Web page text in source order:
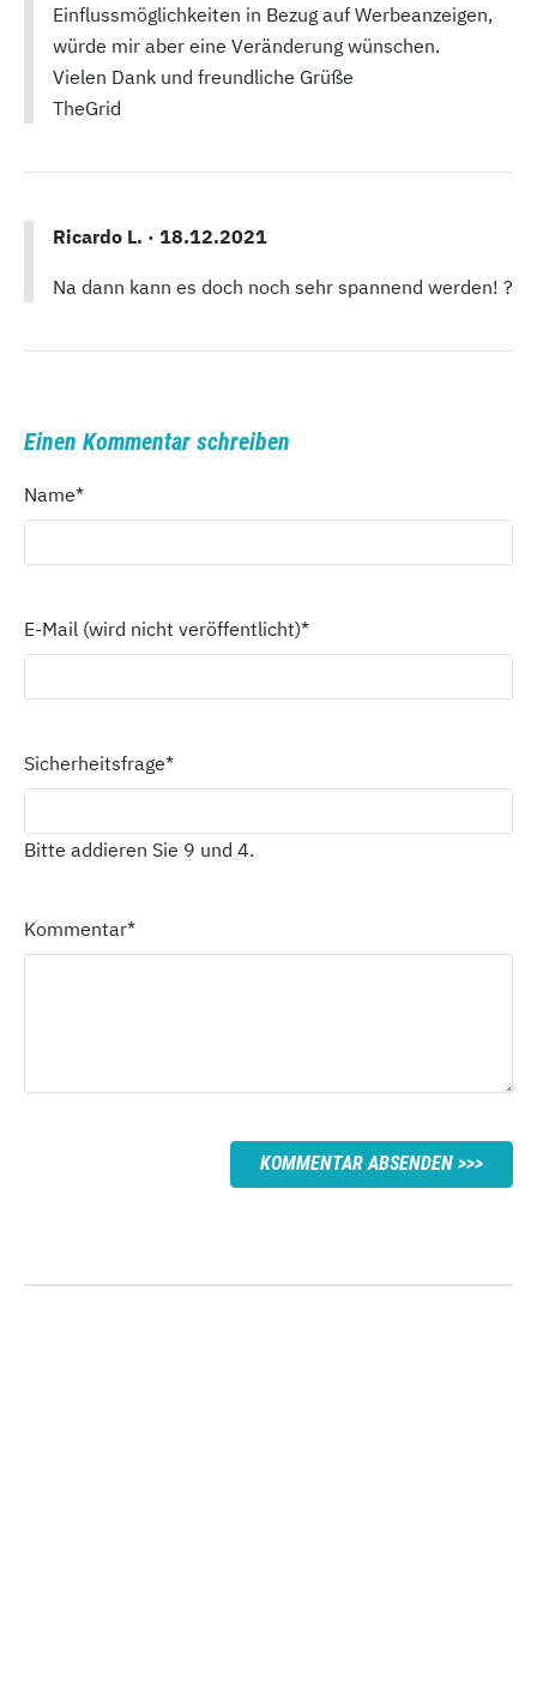
Einflussmöglichkeiten in Bezug auf Werbeanzeigen,
würde mir aber eine Veränderung wünschen.
Vielen Dank und freundliche Grüße
TheGrid
Ricardo L. · 18.12.2021
Na dann kann es doch noch sehr spannend werden! ?
Einen Kommentar schreiben
Name*
E-Mail (wird nicht veröffentlicht)*
Sicherheitsfrage*
Bitte addieren Sie 9 und 4.
Kommentar*
KOMMENTAR ABSENDEN